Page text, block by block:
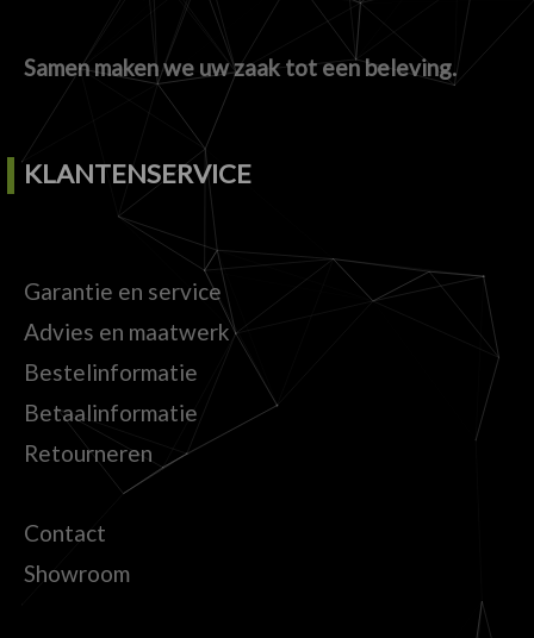
Samen maken we uw zaak tot een beleving.
KLANTENSERVICE
Garantie en service
Advies en maatwerk
Bestelinformatie
Betaalinformatie
Retourneren
Contact
Showroom